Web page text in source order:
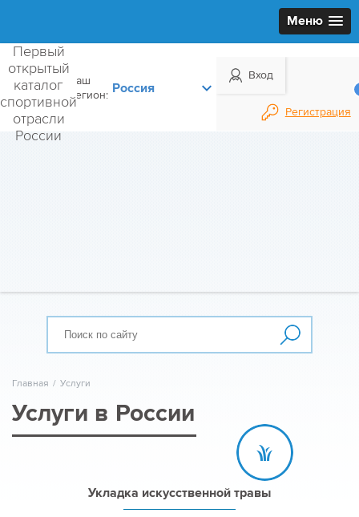
Меню
Первый
открытый
каталог
спортивной
отрасли
России
Ваш
регион:
Вход
Регистрация
Главная / Услуги
Услуги в России
Укладка искусственной травы